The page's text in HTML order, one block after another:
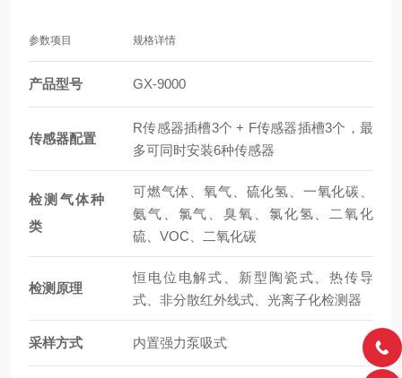
参数项目 规格详情
产品型号 GX-9000
传感器配置
R传感器插槽3个 + F传感器插槽3个，最
多可同时安装6种传感器
检测气体种
类
可燃气体、氧气、硫化氢、一氧化碳、
氨气、氯气、臭氧、氯化氢、二氧化
硫、VOC、二氧化碳
检测原理
恒电位电解式、新型陶瓷式、热传导
式、非分散红外线式、光离子化检测器
采样方式 内置强力泵吸式